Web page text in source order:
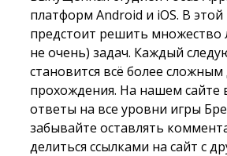
платформ Android и iOS. В этой
предстоит решить множество
не очень) задач. Каждый
становится всё более сложным
прохождения. На нашем сайте
ответы на все уровни игры
забывайте оставлять
делиться ссылками на сайт с